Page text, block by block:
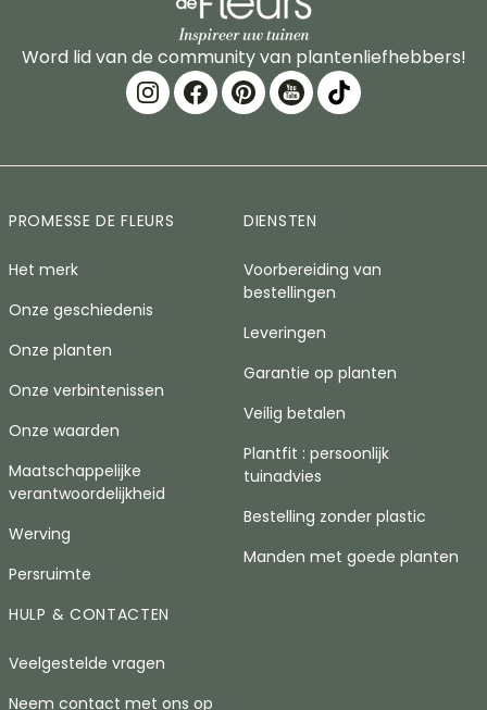
Word lid van de community van plantenliefhebbers!
PROMESSE DE FLEURS
Het merk
Onze geschiedenis
Onze planten
Onze verbintenissen
Onze waarden
Maatschappelijke
verantwoordelijkheid
Werving
Persruimte
DIENSTEN
Voorbereiding van
bestellingen
Leveringen
Garantie op planten
Veilig betalen
Plantfit : persoonlijk
tuinadvies
Bestelling zonder plastic
Manden met goede planten
HULP & CONTACTEN
Veelgestelde vragen
Neem contact met ons op